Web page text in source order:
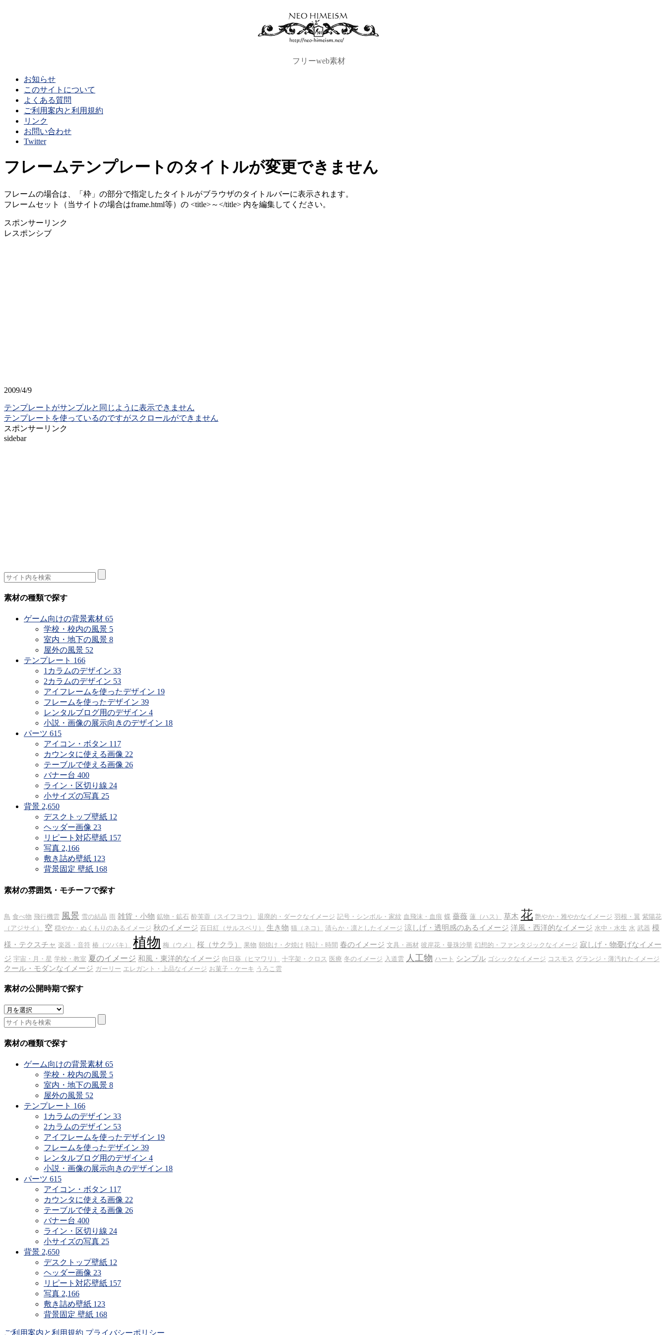
フリーweb素材
お知らせ
このサイトについて
よくある質問
ご利用案内と利用規約
リンク
お問い合わせ
Twitter
フレームテンプレートのタイトルが変更できません
フレームの場合は、「枠」の部分で指定したタイトルがブラウザのタイトルバーに表示されます。
フレームセット（当サイトの場合はframe.html等）の <title>～</title> 内を編集してください。
スポンサーリンク
レスポンシブ
2009/4/9
テンプレートがサンプルと同じように表示できません
テンプレートを使っているのですがスクロールができません
スポンサーリンク
sidebar
素材の種類で探す
ゲーム向けの背景素材 65
学校・校内の風景 5
室内・地下の風景 8
屋外の風景 52
テンプレート 166
1カラムのデザイン 33
2カラムのデザイン 53
アイフレームを使ったデザイン 19
フレームを使ったデザイン 39
レンタルブログ用のデザイン 4
小説・画像の展示向きのデザイン 18
パーツ 615
アイコン・ボタン 117
カウンタに使える画像 22
テーブルで使える画像 26
バナー台 400
ライン・区切り線 24
小サイズの写真 25
背景 2,650
デスクトップ壁紙 12
ヘッダー画像 23
リピート対応壁紙 157
写真 2,166
敷き詰め壁紙 123
背景固定 壁紙 168
素材の雰囲気・モチーフで探す
鳥 食べ物 飛行機雲 風景 雪の結晶 雨 雑貨・小物 鉱物・鉱石 酔芙蓉（スイフヨウ） 退廃的・ダークなイメージ 記号・シンボル・家紋 血飛沫・血痕 蝶 薔薇 蓮（ハス） 草木 花 艶やか・雅やかなイメージ 羽根・翼 紫陽花
（アジサイ）
空 穏やか・ぬくもりのあるイメージ 秋のイメージ 百日紅（サルスベリ） 生き物 猫（ネコ） 清らか・凛としたイメージ 涼しげ・透明感のあるイメージ 洋風・西洋的なイメージ 水中・水生 水 武器 模
様・テクスチャ 楽器・音符 椿（ツバキ） 植物 梅（ウメ） 桜（サクラ） 果物 朝焼け・夕焼け 時計・時間 春のイメージ 文具・画材 彼岸花・曼珠沙華 幻想的・ファンタジックなイメージ 寂しげ・物憂げなイメー
ジ 宇宙・月・星 学校・教室 夏のイメージ 和風・東洋的なイメージ 向日葵（ヒマワリ） 十字架・クロス 医療 冬のイメージ 入道雲 人工物 ハート シンプル ゴシックなイメージ コスモス グランジ・薄汚れたイメージ
クール・モダンなイメージ ガーリー エレガント・上品なイメージ お菓子・ケーキ うろこ雲
素材の公開時期で探す
素
材
の
公
素材の種類で探す
ゲーム向けの背景素材 65
学校・校内の風景 5
室内・地下の風景 8
屋外の風景 52
テンプレート 166
1カラムのデザイン 33
2カラムのデザイン 53
アイフレームを使ったデザイン 19
フレームを使ったデザイン 39
レンタルブログ用のデザイン 4
小説・画像の展示向きのデザイン 18
パーツ 615
アイコン・ボタン 117
カウンタに使える画像 22
テーブルで使える画像 26
バナー台 400
ライン・区切り線 24
小サイズの写真 25
背景 2,650
デスクトップ壁紙 12
ヘッダー画像 23
リピート対応壁紙 157
写真 2,166
敷き詰め壁紙 123
背景固定 壁紙 168
ご利用案内と利用規約 プライバシーポリシー